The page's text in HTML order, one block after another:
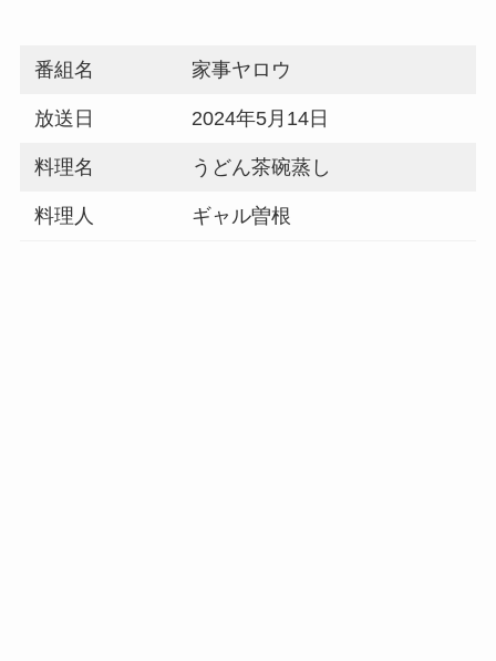
番組名 家事ヤロウ
放送日 2024年5月14日
料理名 うどん茶碗蒸し
料理人 ギャル曽根